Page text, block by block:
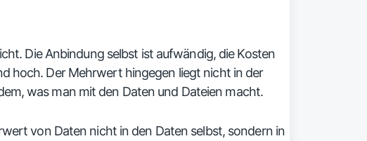
Die Anbindung selbst ist aufwändig, die Kosten
hoch. Der Mehrwert hingegen liegt nicht in der
was man mit den Daten und Dateien macht.
von Daten nicht in den Daten selbst, sondern in